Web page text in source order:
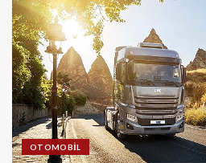
OTOMOBIL